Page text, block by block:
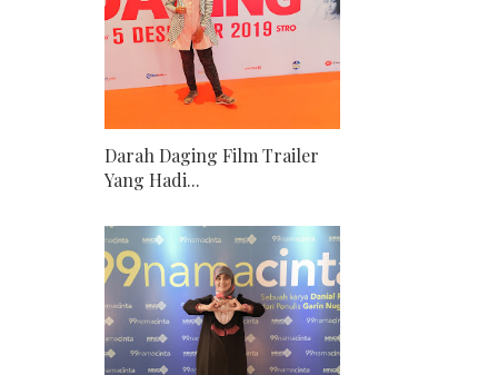
Darah Daging Film Trailer
Yang Hadi...